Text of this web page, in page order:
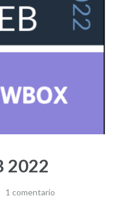
2022
1 comentario